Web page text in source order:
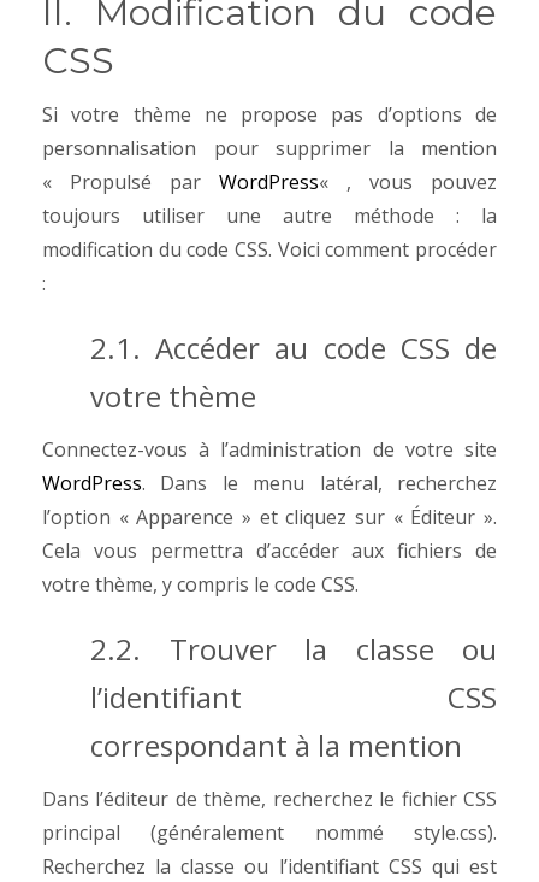
II. Modification du code
CSS
Si votre thème ne propose pas d’options de
personnalisation pour supprimer la mention
« Propulsé par WordPress« , vous pouvez
toujours utiliser une autre méthode : la
modification du code CSS. Voici comment procéder
:
2.1. Accéder au code CSS de
votre thème
Connectez-vous à l’administration de votre site
WordPress. Dans le menu latéral, recherchez
l’option « Apparence » et cliquez sur « Éditeur ».
Cela vous permettra d’accéder aux fichiers de
votre thème, y compris le code CSS.
2.2. Trouver la classe ou
l’identifiant CSS
correspondant à la mention
Dans l’éditeur de thème, recherchez le fichier CSS
principal (généralement nommé style.css).
Recherchez la classe ou l’identifiant CSS qui est